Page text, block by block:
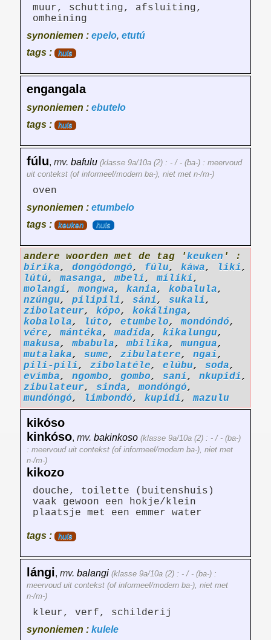
muur, schutting, afsluiting,
omheining
synoniemen : epelo, etutú
tags :
huis
engangala
synoniemen : ebutelo
tags :
huis
fúlu, mv. bafulu (klasse 9a/10a (2) : - / - (ba-) : meervoud
uit contekst (of informeel/modern ba-), niet met n-/m-)
oven
synoniemen : etumbelo
tags :
keuken huis
andere woorden met de tag 'keuken ' :
biríka, dongódongó, fúlu, káwa, liki,
lútú,masanga,mbelí,míliki,
molangi,mongwa, kania, kobalula,
nzúngu, pilipili, sáni, sukali,
zibolateur, kópo, kokálinga,
kobalola, lúto, etumbelo,mondóndó,
vére,mántéka,madída, kikalungu,
makusa,mbabula,mbilika,mungua,
mutalaka, sume, zibulatere, ngai,
pili-pili, zibolatéle, elúbu, soda,
evímba, ngombo, gombo, sani, nkupidi,
zibulateur, sinda,mondóngó,
mundóngó, limbondó, kupidi,mazulu
kikóso
kinkóso, mv. bakinkoso (klasse 9a/10a (2) : - / - (ba-)
: meervoud uit contekst (of informeel/modern ba-), niet met
n-/m-)
kikozo
douche, toilette (buitenshuis)
vaak gewoon een hokje/klein
plaatsje met een emmer water
tags : huis
lángi, mv. balangi (klasse 9a/10a (2) : - / - (ba-) :
meervoud uit contekst (of informeel/modern ba-), niet met
n-/m-)
kleur, verf, schilderij
synoniemen : kulele